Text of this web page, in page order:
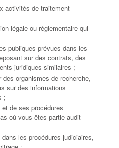
activités de traitement
légale ou réglementaire qui
publiques prévues dans les
sur des contrats, des
juridiques similaires ;
organismes de recherche,
sur des informations
;
et de ses procédures
où vous êtes partie audit
les procédures judiciaires,